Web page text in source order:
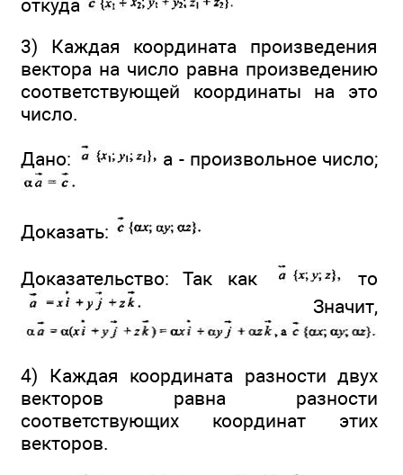
откуда
3) Каждая координата произведения
вектора на число равна произведению
соответствующей координаты на это
число.
Дано: а - произвольное число;
Доказать:
Доказательство: Так как
то
Значит,
4) Каждая координата разности двух
векторов равна разности
соответствующих координат этих
векторов.